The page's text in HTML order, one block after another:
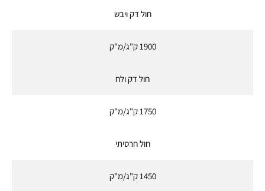
חול דק ויבש
1900 ק"ג/מ"ק
חול דק ולח
1750 ק"ג/מ"ק
חול חרסיתי
1450 ק"ג/מ"ק